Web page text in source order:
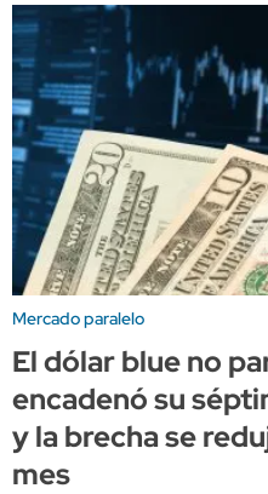
Mercado paralelo
El dólar blue no
encadenó su
y la brecha se
mes